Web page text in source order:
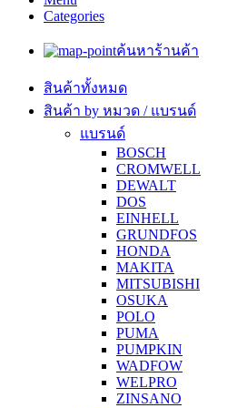
Categories
ค้นหาร้านค้า
สินค้าทั้งหมด
สินค้า by หมวด / แบรนด์
แบรนด์
BOSCH
CROMWELL
DEWALT
DOS
EINHELL
GRUNDFOS
HONDA
MAKITA
MITSUBISHI
OSUKA
POLO
PUMA
PUMPKIN
WADFOW
WELPRO
ZINSANO